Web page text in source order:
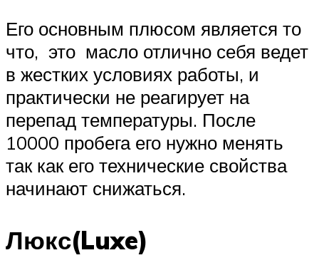
Его основным плюсом является то
что, это масло отлично себя ведет
в жестких условиях работы, и
практически не реагирует на
перепад температуры. После
10000 пробега его нужно менять
так как его технические свойства
начинают снижаться.
Люкс(Luxe)